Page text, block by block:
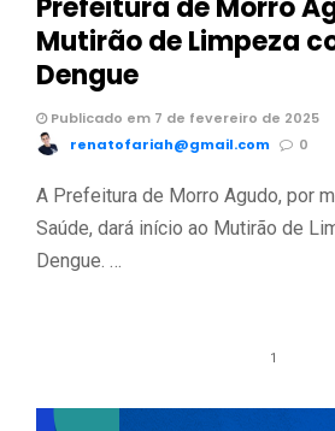
Prefeitura de Morro
Mutirão de Limpeza
Dengue
Publicado em 7 de fevereiro de 2025
renatofariah@gmail.com
0
A Prefeitura de Morro Agudo, por
Saúde, dará início ao Mutirão de
Dengue. …
1